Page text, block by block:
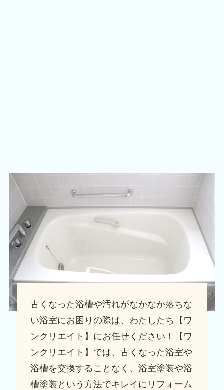
古くなった浴槽や汚れがなかなか落ちな
い浴室にお困りの際は、わたしたち【ワ
ンクリエイト】にお任せください！【ワ
ンクリエイト】では、古くなった浴室や
浴槽を交換することなく、浴室塗装や浴
槽塗装という方法でキレイにリフォーム